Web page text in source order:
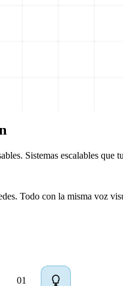
Sistemas escalables que
Todo con la misma voz
01